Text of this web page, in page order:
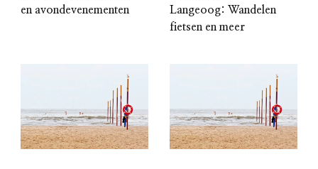
en avondevenementen
Langeoog: Wandelen
fietsen en meer